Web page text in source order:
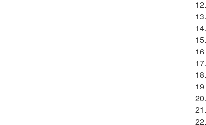
12.
13.
14.
15.
16.
17.
18.
19.
20.
21.
22.